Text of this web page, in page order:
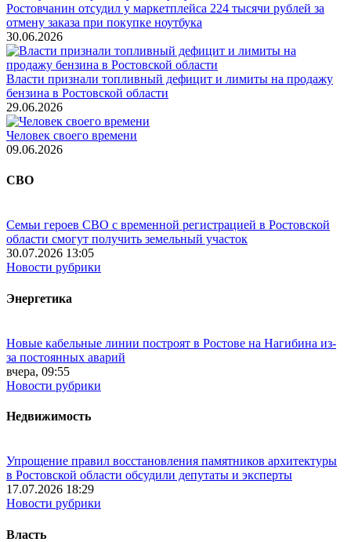
Ростовчанин отсудил у маркетплейса 224 тысячи рублей за
отмену заказа при покупке ноутбука
30.06.2026
Власти признали топливный дефицит и лимиты на продажу
бензина в Ростовской области
29.06.2026
Человек своего времени
09.06.2026
СВО
Семьи героев СВО с временной регистрацией в Ростовской
области смогут получить земельный участок
30.07.2026 13:05
Новости рубрики
Энергетика
Новые кабельные линии построят в Ростове на Нагибина из-
за постоянных аварий
вчера, 09:55
Новости рубрики
Недвижимость
Упрощение правил восстановления памятников архитектуры
в Ростовской области обсудили депутаты и эксперты
17.07.2026 18:29
Новости рубрики
Власть